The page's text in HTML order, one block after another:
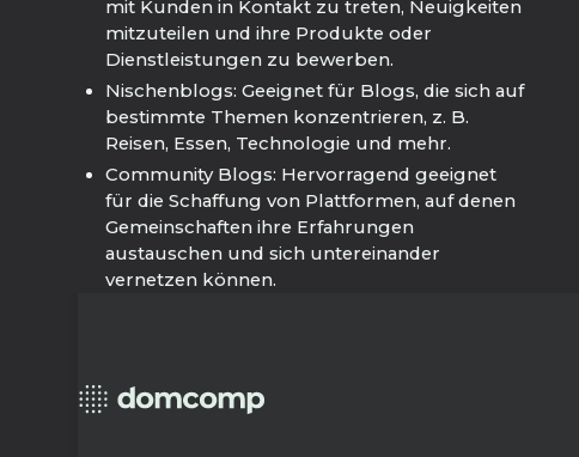
mit Kunden in Kontakt zu treten, Neuigkeiten
mitzuteilen und ihre Produkte oder
Dienstleistungen zu bewerben.
Nischenblogs: Geeignet für Blogs, die sich auf
bestimmte Themen konzentrieren, z. B.
Reisen, Essen, Technologie und mehr.
Community Blogs: Hervorragend geeignet
für die Schaffung von Plattformen, auf denen
Gemeinschaften ihre Erfahrungen
austauschen und sich untereinander
vernetzen können.